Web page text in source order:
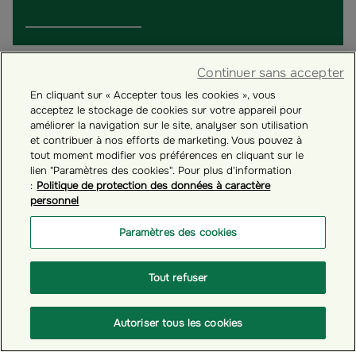
# GÉRER VOTRE COMPTE ÉPARGNANT
Comment mettre à jour vos informations
En cliquant sur « Accepter tous les cookies », vous
acceptez le stockage de cookies sur votre appareil pour
améliorer la navigation sur le site, analyser son utilisation
et contribuer à nos efforts de marketing. Vous pouvez à
tout moment modifier vos préférences en cliquant sur le
lien "Paramètres des cookies". Pour plus d'information
: Politique de protection des données à caractère
personnel
Paramètres des cookies
Tout refuser
Autoriser tous les cookies
Continuer sans accepter